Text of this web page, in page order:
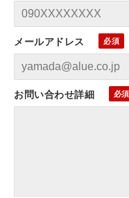
メールアドレス
お問い合わせ詳細